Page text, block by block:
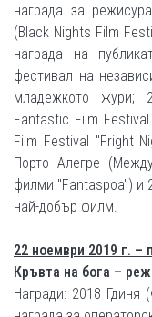
награда за
(Black Nights Film
награда на
фестивал на
младежкото жури;
Fantastic Film
Film Festival "Fright
Порто Алегре
филми "Fantaspoa") и
най-добър филм.
22 ноември 2019 г. –
Кръвта на бога –
Награди: 2018 Гдиня